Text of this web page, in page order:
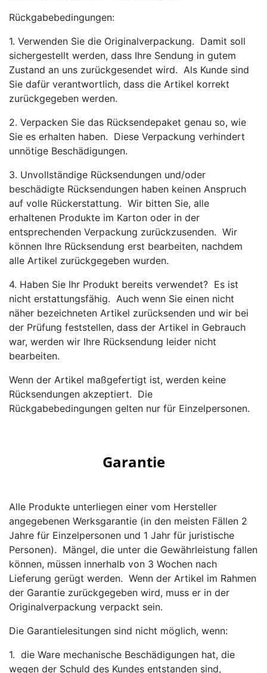
Rückgabebedingungen:
1. Verwenden Sie die Originalverpackung. Damit soll
sichergestellt werden, dass Ihre Sendung in gutem
Zustand an uns zurückgesendet wird. Als Kunde sind
Sie dafür verantwortlich, dass die Artikel korrekt
zurückgegeben werden.
2. Verpacken Sie das Rücksendepaket genau so, wie
Sie es erhalten haben. Diese Verpackung verhindert
unnötige Beschädigungen.
3. Unvollständige Rücksendungen und/oder
beschädigte Rücksendungen haben keinen Anspruch
auf volle Rückerstattung. Wir bitten Sie, alle
erhaltenen Produkte im Karton oder in der
entsprechenden Verpackung zurückzusenden. Wir
können Ihre Rücksendung erst bearbeiten, nachdem
alle Artikel zurückgegeben wurden.
4. Haben Sie Ihr Produkt bereits verwendet? Es ist
nicht erstattungsfähig. Auch wenn Sie einen nicht
näher bezeichneten Artikel zurücksenden und wir bei
der Prüfung feststellen, dass der Artikel in Gebrauch
war, werden wir Ihre Rücksendung leider nicht
bearbeiten.
Wenn der Artikel maßgefertigt ist, werden keine
Rücksendungen akzeptiert. Die
Rückgabebedingungen gelten nur für Einzelpersonen.
Garantie
Alle Produkte unterliegen einer vom Hersteller
angegebenen Werksgarantie (in den meisten Fällen 2
Jahre für Einzelpersonen und 1 Jahr für juristische
Personen). Mängel, die unter die Gewährleistung fallen
können, müssen innerhalb von 3 Wochen nach
Lieferung gerügt werden. Wenn der Artikel im Rahmen
der Garantie zurückgegeben wird, muss er in der
Originalverpackung verpackt sein.
Die Garantielesitungen sind nicht möglich, wenn:
1. die Ware mechanische Beschädigungen hat, die
wegen der Schuld des Kundes entstanden sind,